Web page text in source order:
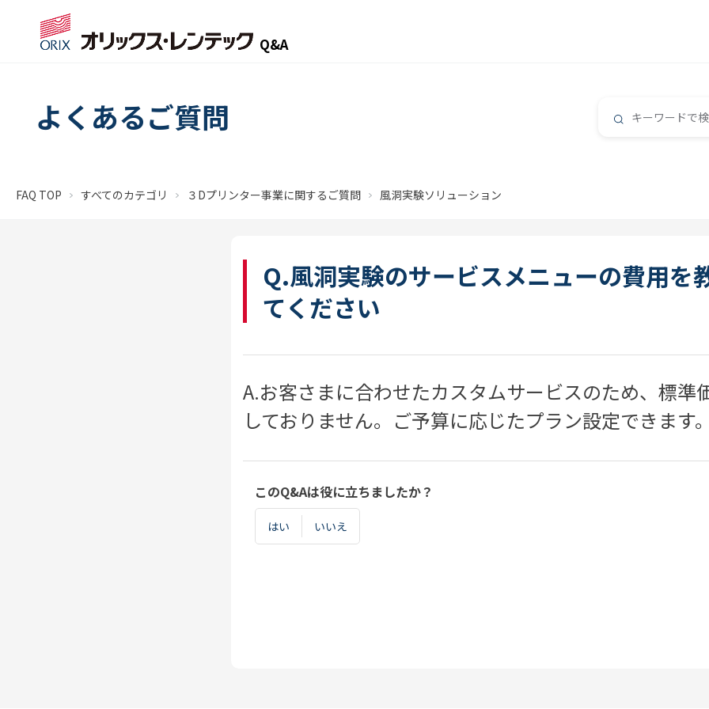
Q&A
よくあるご質問
FAQ TOP すべてのカテゴリ ３Dプリンター事業に関するご質問 風洞実験ソリューション
Q.風洞実験のサービスメニューの費用を
てください
A.お客さまに合わせたカスタムサービスのため、標準
しておりません。ご予算に応じたプラン設定できます
このQ&Aは役に立ちましたか？
はい いいえ